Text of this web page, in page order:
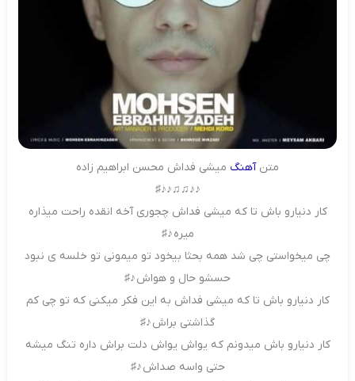
متنآهنگ میشی فداش محسن ابراهیم زاده
♪♪♫♫♪♪♯
کار دنیارو باش تا که میشی فداش چجوری آخه انقده راحت میذاره
میره ♪♯
چی میخواستی چی شد همه بحثا بیخود تو میمونی تو خلسه ی نبود
حسشو حال و هواش ♪♯
کار دنیارو باش تا که میشی فداش به این فکر میکنی که تو چی کم
گذاشتی براش ♪♯
کار دنیارو باش میدونم که یواش یواش دلت براش داره تنگ میشه
حتی واسه صداش ♪♯